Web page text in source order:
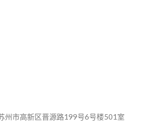
州市高新区晋源路199号6号楼501室